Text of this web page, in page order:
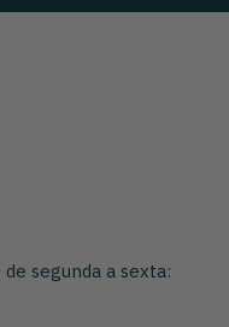
segunda a sexta: